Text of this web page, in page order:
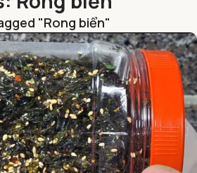
"Rong biển"